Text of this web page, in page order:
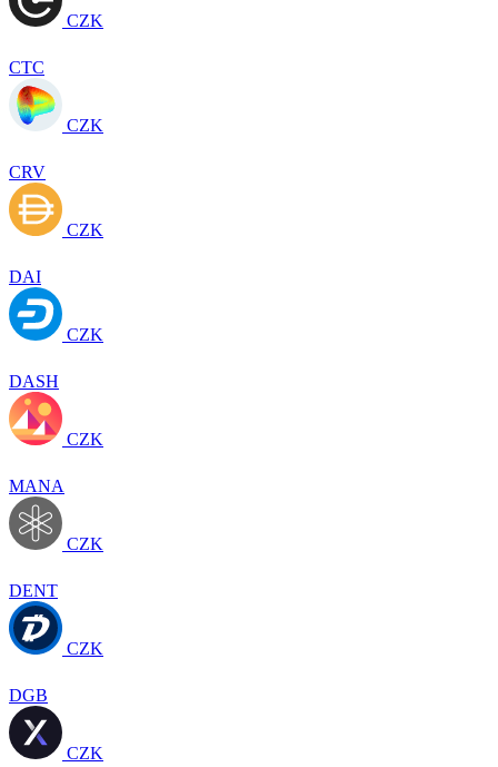
CZK
CTC
CZK
CRV
CZK
DAI
CZK
DASH
CZK
MANA
CZK
DENT
CZK
DGB
CZK